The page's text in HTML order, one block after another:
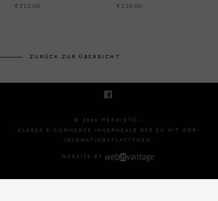
€ 215,00 € 210,00
ZURÜCK ZUR ÜBERSICHT
© 2026 MEPHISTO -
KLARER E-COMMERCE INNERHEALB DER EU MIT ODR-
INFOMATIONSPLATTFORM.
WEBSITE BY